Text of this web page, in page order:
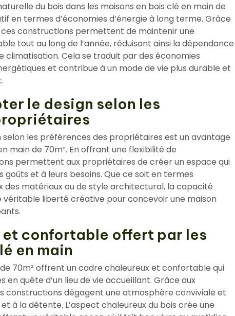
du bois dans les maisons en bois clé en main de
en termes d’économies d’énergie à long terme. Grâce
constructions permettent de maintenir une
tout au long de l’année, réduisant ainsi la dépendance
climatisation. Cela se traduit par des économies
et contribue à un mode de vie plus durable et
le design selon les
selon les préférences des propriétaires est un avantage
main de 70m². En offrant une flexibilité de
permettent aux propriétaires de créer un espace qui
et à leurs besoins. Que ce soit en termes
des matériaux ou de style architectural, la capacité
véritable liberté créative pour concevoir une maison
et confortable offert par les
en main
70m² offrent un cadre chaleureux et confortable qui
quête d’un lieu de vie accueillant. Grâce aux
constructions dégagent une atmosphère conviviale et
à la détente. L’aspect chaleureux du bois crée une